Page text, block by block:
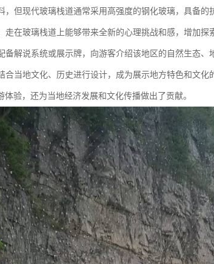
但现代玻璃栈道通常采用高强度的钢化玻璃，具备的
在玻璃栈道上能够带来全新的心理挑战和感，增加探
解说系统或展示牌，向游客介绍该地区的自然生态、
当地文化、历史进行设计，成为展示地方特色和文化
验，还为当地经济发展和文化传播做出了贡献。